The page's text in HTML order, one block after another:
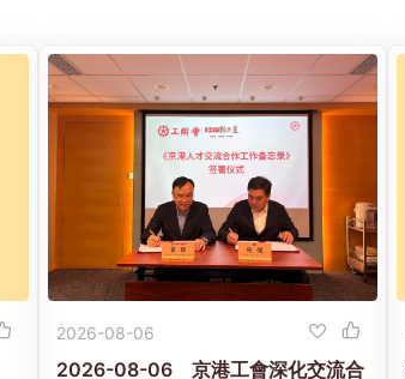
2026-08-06
2026-08-06 京港工會深化交流合